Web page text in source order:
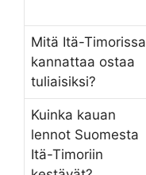
Mitä Itä-Timorissa
kannattaa ostaa
tuliaisiksi?
Kuinka kauan
lennot Suomesta
Itä-Timoriin